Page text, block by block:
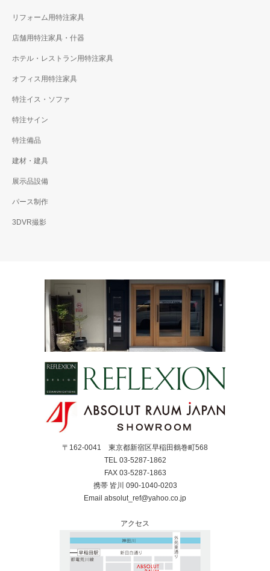
リフォーム用特注家具
店舗用特注家具・什器
ホテル・レストラン用特注家具
オフィス用特注家具
特注イス・ソファ
特注サイン
特注備品
建材・建具
展示品設備
パース制作
3DVR撮影
〒162-0041 東京都新宿区早稲田鶴巻町568
TEL 03-5287-1862
FAX 03-5287-1863
携帯 皆川 090-1040-0203
Email absolut_ref@yahoo.co.jp
アクセス